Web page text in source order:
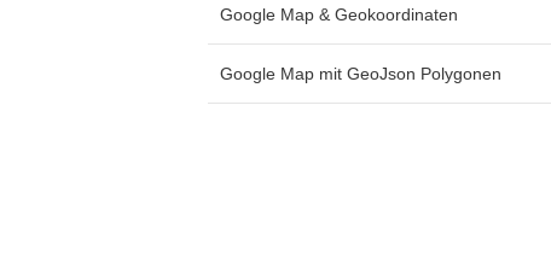
Google Map & Geokoordinaten
Google Map mit GeoJson Polygonen